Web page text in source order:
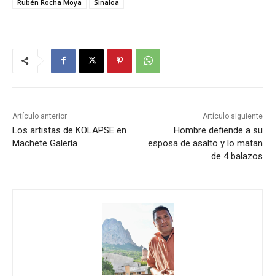
Rubén Rocha Moya Sinaloa
Artículo anterior
Los artistas de KOLAPSE en
Machete Galería
Artículo siguiente
Hombre defiende a su
esposa de asalto y lo matan
de 4 balazos